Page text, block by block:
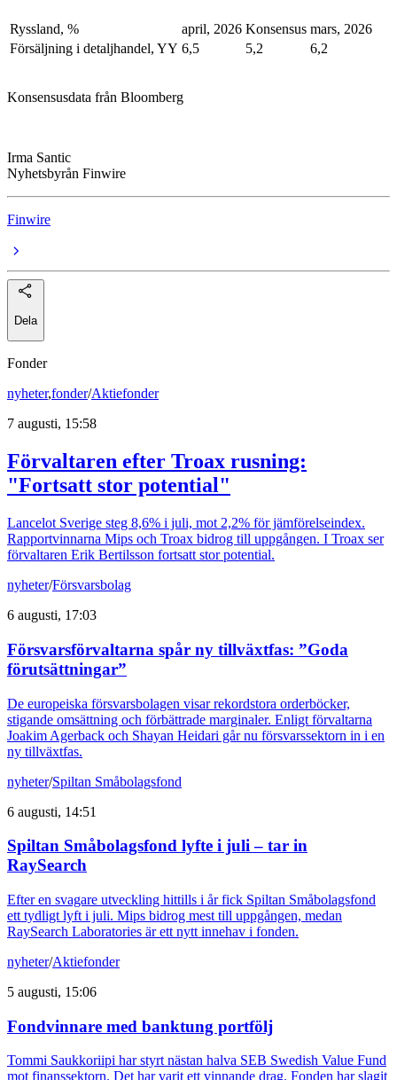
Ryssland, % april, 2026 Konsensus mars, 2026
Försäljning i detaljhandel, YY 6,5 5,2 6,2
Konsensusdata från Bloomberg
Irma Santic
Nyhetsbyrån Finwire
Finwire
Dela
Fonder
nyheter,fonder/Aktiefonder
7 augusti, 15:58
Förvaltaren efter Troax rusning:
"Fortsatt stor potential"
Lancelot Sverige steg 8,6% i juli, mot 2,2% för jämförelseindex.
Rapportvinnarna Mips och Troax bidrog till uppgången. I Troax ser
förvaltaren Erik Bertilsson fortsatt stor potential.
nyheter/Försvarsbolag
6 augusti, 17:03
Försvarsförvaltarna spår ny tillväxtfas: ”Goda
förutsättningar”
De europeiska försvarsbolagen visar rekordstora orderböcker,
stigande omsättning och förbättrade marginaler. Enligt förvaltarna
Joakim Agerback och Shayan Heidari går nu försvarssektorn in i en
ny tillväxtfas.
nyheter/Spiltan Småbolagsfond
6 augusti, 14:51
Spiltan Småbolagsfond lyfte i juli – tar in
RaySearch
Efter en svagare utveckling hittills i år fick Spiltan Småbolagsfond
ett tydligt lyft i juli. Mips bidrog mest till uppgången, medan
RaySearch Laboratories är ett nytt innehav i fonden.
nyheter/Aktiefonder
5 augusti, 15:06
Fondvinnare med banktung portfölj
Tommi Saukkoriipi har styrt nästan halva SEB Swedish Value Fund
mot finanssektorn. Det har varit ett vinnande drag. Fonden har slagit